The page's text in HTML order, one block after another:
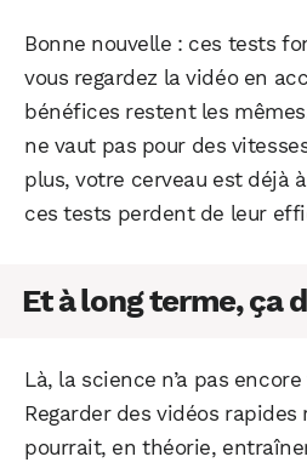
Bonne nouvelle : ces tests
vous regardez la vidéo en
bénéfices restent les
ne vaut pas pour des
plus, votre cerveau est déjà
ces tests perdent de leur
Et à long terme, ça
Là, la science n’a pas
Regarder des vidéos rapides
pourrait, en théorie,